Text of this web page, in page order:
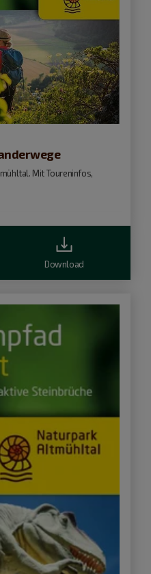
Mit Toureninfos,
Download